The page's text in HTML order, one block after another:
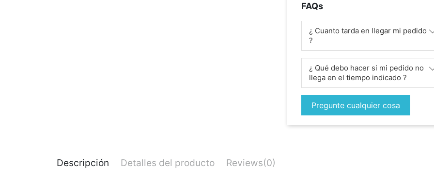
FAQs
¿ Cuanto tarda en llegar mi pedido
?
¿ Qué debo hacer si mi pedido no
llega en el tiempo indicado ?
Pregunte cualquier cosa
Descripción Detalles del producto Reviews(0)